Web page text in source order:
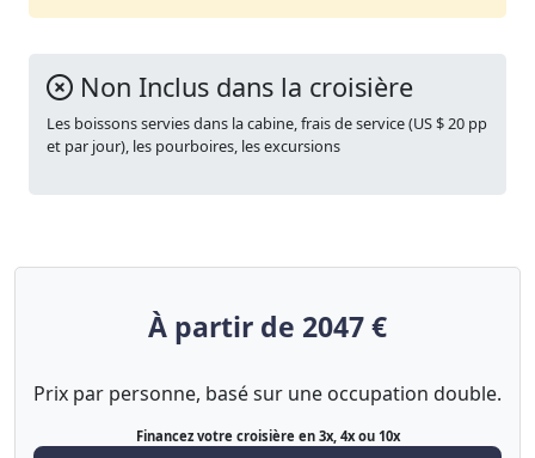
Non Inclus dans la croisière
Les boissons servies dans la cabine, frais de service (US $ 20 pp
et par jour), les pourboires, les excursions
À partir de 2047 €
Prix par personne, basé sur une occupation double.
Financez votre croisière en 3x, 4x ou 10x